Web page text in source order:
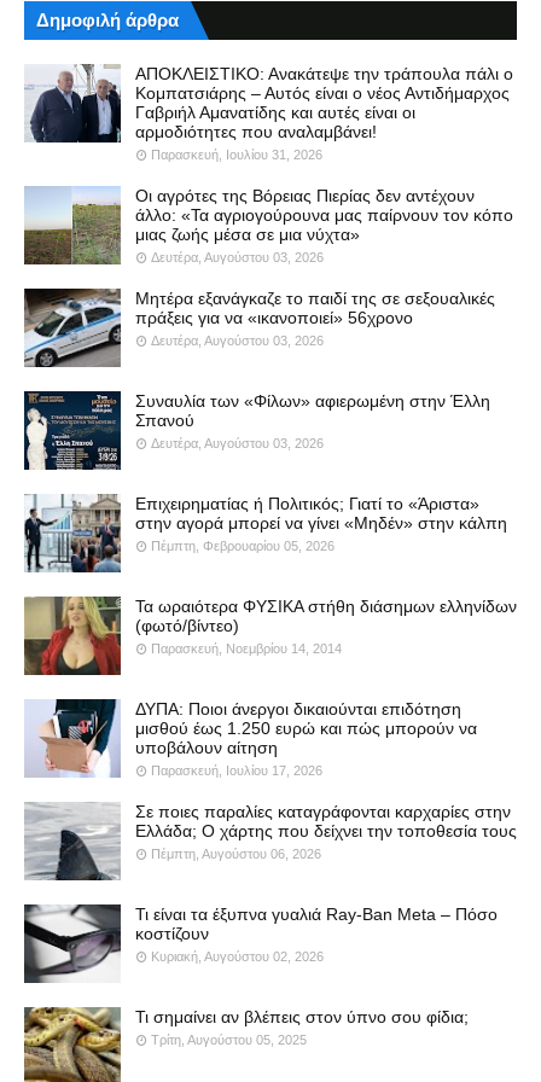
Δημοφιλή άρθρα
ΑΠΟΚΛΕΙΣΤΙΚΟ: Ανακάτεψε την τράπουλα πάλι ο
Κομπατσιάρης – Αυτός είναι ο νέος Αντιδήμαρχος
Γαβριήλ Αμανατίδης και αυτές είναι οι
αρμοδιότητες που αναλαμβάνει!
Παρασκευή, Ιουλίου 31, 2026
Οι αγρότες της Βόρειας Πιερίας δεν αντέχουν
άλλο: «Τα αγριογούρουνα μας παίρνουν τον κόπο
μιας ζωής μέσα σε μια νύχτα»
Δευτέρα, Αυγούστου 03, 2026
Μητέρα εξανάγκαζε το παιδί της σε σεξουαλικές
πράξεις για να «ικανοποιεί» 56χρονο
Δευτέρα, Αυγούστου 03, 2026
Συναυλία των «Φίλων» αφιερωμένη στην Έλλη
Σπανού
Δευτέρα, Αυγούστου 03, 2026
Επιχειρηματίας ή Πολιτικός; Γιατί το «Άριστα»
στην αγορά μπορεί να γίνει «Μηδέν» στην κάλπη
Πέμπτη, Φεβρουαρίου 05, 2026
Τα ωραιότερα ΦΥΣΙΚΑ στήθη διάσημων ελληνίδων
(φωτό/βίντεο)
Παρασκευή, Νοεμβρίου 14, 2014
ΔΥΠΑ: Ποιοι άνεργοι δικαιούνται επιδότηση
μισθού έως 1.250 ευρώ και πώς μπορούν να
υποβάλουν αίτηση
Παρασκευή, Ιουλίου 17, 2026
Σε ποιες παραλίες καταγράφονται καρχαρίες στην
Ελλάδα; Ο χάρτης που δείχνει την τοποθεσία τους
Πέμπτη, Αυγούστου 06, 2026
Τι είναι τα έξυπνα γυαλιά Ray-Ban Meta – Πόσο
κοστίζουν
Κυριακή, Αυγούστου 02, 2026
Τι σημαίνει αν βλέπεις στον ύπνο σου φίδια;
Τρίτη, Αυγούστου 05, 2025